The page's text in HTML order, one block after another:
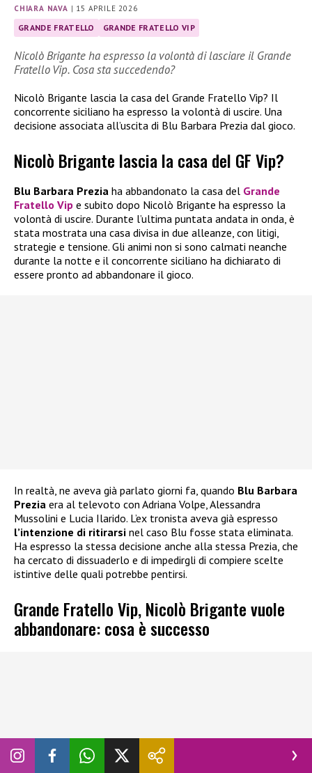
CHIARA NAVA | 15 APRILE 2026
GRANDE FRATELLO GRANDE FRATELLO VIP
Nicolò Brigante ha espresso la volontà di lasciare il Grande
Fratello Vip. Cosa sta succedendo?
Nicolò Brigante lascia la casa del Grande Fratello Vip? Il
concorrente siciliano ha espresso la volontà di uscire. Una
decisione associata all’uscita di Blu Barbara Prezia dal gioco.
Nicolò Brigante lascia la casa del GF Vip?
Blu Barbara Prezia ha abbandonato la casa del Grande
Fratello Vip e subito dopo Nicolò Brigante ha espresso la
volontà di uscire. Durante l’ultima puntata andata in onda, è
stata mostrata una casa divisa in due alleanze, con litigi,
strategie e tensione. Gli animi non si sono calmati neanche
durante la notte e il concorrente siciliano ha dichiarato di
essere pronto ad abbandonare il gioco.
In realtà, ne aveva già parlato giorni fa, quando Blu Barbara
Prezia era al televoto con Adriana Volpe, Alessandra
Mussolini e Lucia Ilarido. L’ex tronista aveva già espresso
l’intenzione di ritirarsi nel caso Blu fosse stata eliminata.
Ha espresso la stessa decisione anche alla stessa Prezia, che
ha cercato di dissuaderlo e di impedirgli di compiere scelte
istintive delle quali potrebbe pentirsi.
Grande Fratello Vip, Nicolò Brigante vuole
abbandonare: cosa è successo